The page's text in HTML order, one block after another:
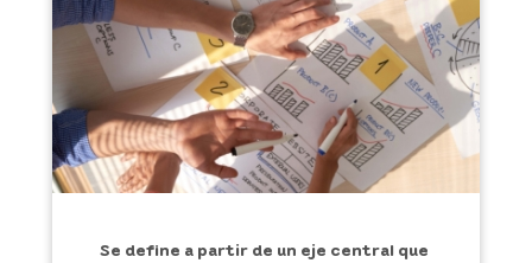
Se define a partir de un eje central que